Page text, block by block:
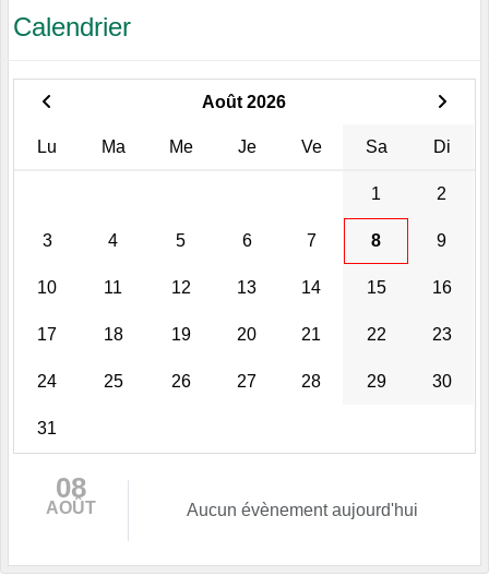
Calendrier
Août 2026
Lu Ma Me Je Ve Sa Di
1 2
3 4 5 6 7 8 9
10 11 12 13 14 15 16
17 18 19 20 21 22 23
24 25 26 27 28 29 30
31
08
AOÛT Aucun évènement aujourd'hui